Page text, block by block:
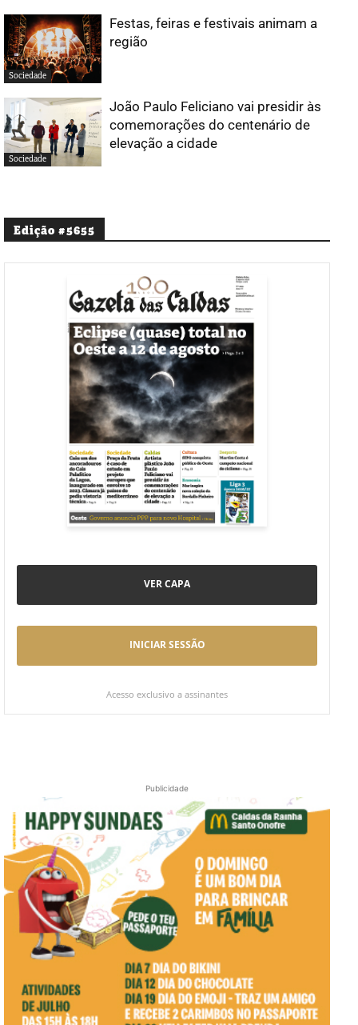
Sociedade
Festas, feiras e festivais animam a
região
Sociedade
João Paulo Feliciano vai presidir às
comemorações do centenário de
elevação a cidade
Edição #5655
VER CAPA
INICIAR SESSÃO
Acesso exclusivo a assinantes
Publicidade